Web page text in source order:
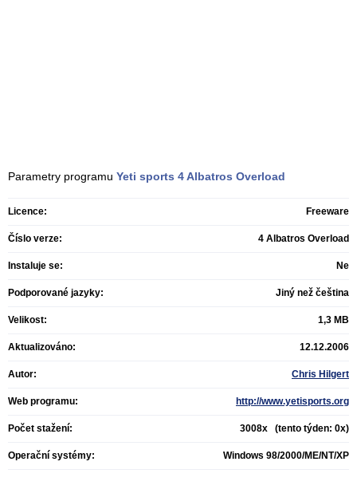
Parametry programu Yeti sports 4 Albatros Overload
Licence: Freeware
Číslo verze: 4 Albatros Overload
Instaluje se: Ne
Podporované jazyky: Jiný než čeština
Velikost: 1,3 MB
Aktualizováno: 12.12.2006
Autor: Chris Hilgert
Web programu: http://www.yetisports.org
Počet stažení: 3008x (tento týden: 0x)
Operační systémy: Windows 98/2000/ME/NT/XP